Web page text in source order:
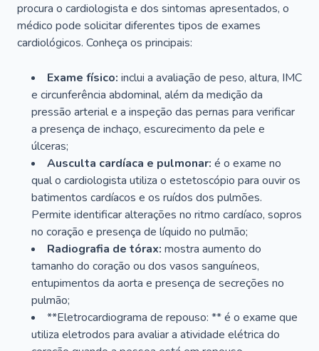
procura o cardiologista e dos sintomas apresentados, o
médico pode solicitar diferentes tipos de exames
cardiológicos. Conheça os principais:
Exame físico: inclui a avaliação de peso, altura, IMC
e circunferência abdominal, além da medição da
pressão arterial e a inspeção das pernas para verificar
a presença de inchaço, escurecimento da pele e
úlceras;
Ausculta cardíaca e pulmonar: é o exame no
qual o cardiologista utiliza o estetoscópio para ouvir os
batimentos cardíacos e os ruídos dos pulmões.
Permite identificar alterações no ritmo cardíaco, sopros
no coração e presença de líquido no pulmão;
Radiografia de tórax: mostra aumento do
tamanho do coração ou dos vasos sanguíneos,
entupimentos da aorta e presença de secreções no
pulmão;
**Eletrocardiograma de repouso: ** é o exame que
utiliza eletrodos para avaliar a atividade elétrica do